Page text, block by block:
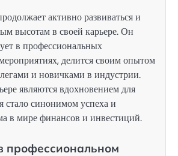
активно развиваться и
высотам в своей карьере. Он
в профессиональных
делится своим опытом
и новичками в индустрии.
являются вдохновением для
стало синонимом успеха и
в мире финансов и инвестиций.
профессиональном